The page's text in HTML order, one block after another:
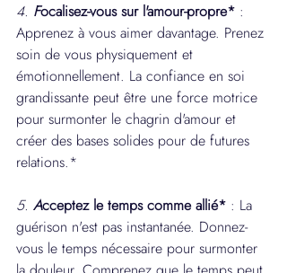
4. Focalisez-vous sur l'amour-propre* :
Apprenez à vous aimer davantage. Prenez
soin de vous physiquement et
émotionnellement. La confiance en soi
grandissante peut être une force motrice
pour surmonter le chagrin d'amour et
créer des bases solides pour de futures
relations.*
5. Acceptez le temps comme allié* : La
guérison n'est pas instantanée. Donnez-
vous le temps nécessaire pour surmonter